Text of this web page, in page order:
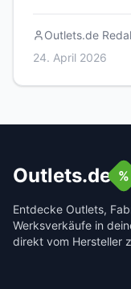
Outlets.de
24. April 2026
Outlets.de %
Entdecke Outlets,
Werksverkäufe in
direkt vom Hersteller